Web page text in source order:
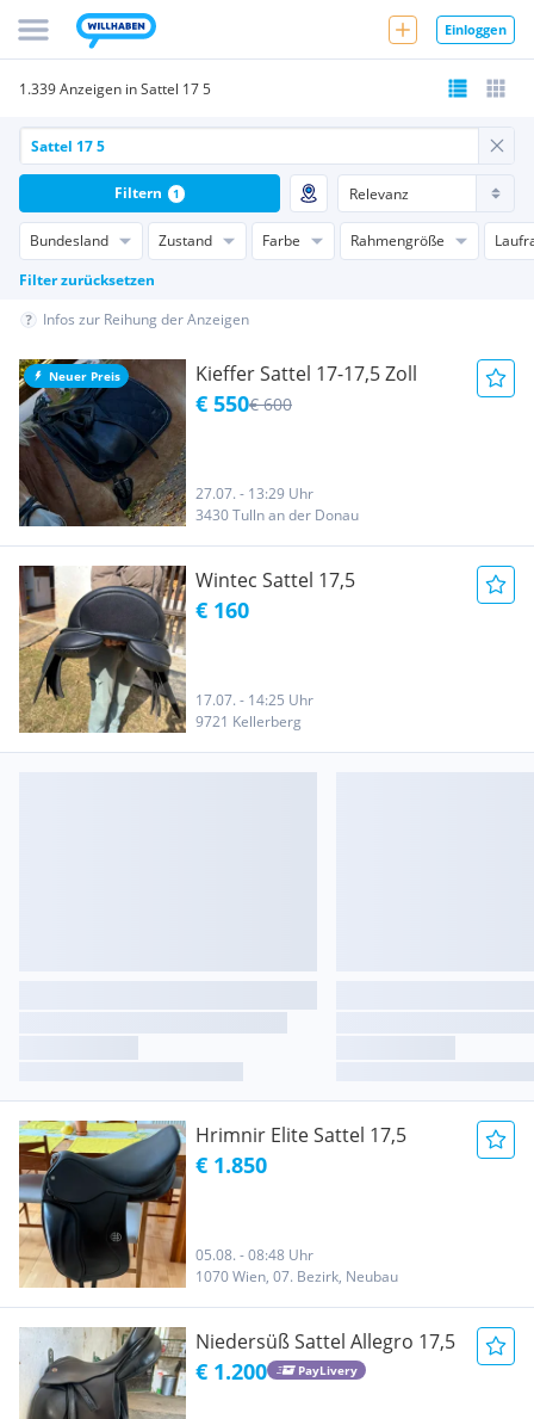
Einloggen
1.339 Anzeigen in Sattel 17 5
Bundesland Zustand Farbe Rahmengröße
Filter zurücksetzen
Filtern 1
Infos zur Reihung der Anzeigen
Neuer Preis Kieffer Sattel 17-17,5 Zoll
€ 550€ 600
27.07. - 13:29 Uhr
3430 Tulln an der Donau
Wintec Sattel 17,5
€ 160
17.07. - 14:25 Uhr
9721 Kellerberg
Hrimnir Elite Sattel 17,5
€ 1.850
05.08. - 08:48 Uhr
1070 Wien, 07. Bezirk, Neubau
Niedersüß Sattel Allegro 17,5
€ 1.200 PayLivery